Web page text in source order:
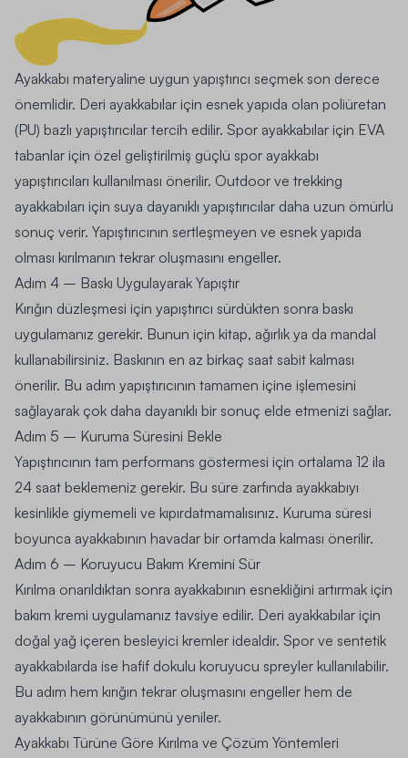
Ayakkabı materyaline uygun yapıştırıcı seçmek son derece
önemlidir. Deri ayakkabılar için esnek yapıda olan poliüretan
(PU) bazlı yapıştırıcılar tercih edilir. Spor ayakkabılar için EVA
tabanlar için özel geliştirilmiş güçlü spor ayakkabı
yapıştırıcıları kullanılması önerilir. Outdoor ve trekking
ayakkabıları için suya dayanıklı yapıştırıcılar daha uzun ömürlü
sonuç verir. Yapıştırıcının sertleşmeyen ve esnek yapıda
olması kırılmanın tekrar oluşmasını engeller.
Adım 4 – Baskı Uygulayarak Yapıştır
Kırığın düzleşmesi için yapıştırıcı sürdükten sonra baskı
uygulamanız gerekir. Bunun için kitap, ağırlık ya da mandal
kullanabilirsiniz. Baskının en az birkaç saat sabit kalması
önerilir. Bu adım yapıştırıcının tamamen içine işlemesini
sağlayarak çok daha dayanıklı bir sonuç elde etmenizi sağlar.
Adım 5 – Kuruma Süresini Bekle
Yapıştırıcının tam performans göstermesi için ortalama 12 ila
24 saat beklemeniz gerekir. Bu süre zarfında ayakkabıyı
kesinlikle giymemeli ve kıpırdatmamalısınız. Kuruma süresi
boyunca ayakkabının havadar bir ortamda kalması önerilir.
Adım 6 – Koruyucu Bakım Kremini Sür
Kırılma onarıldıktan sonra ayakkabının esnekliğini artırmak için
bakım kremi uygulamanız tavsiye edilir. Deri ayakkabılar için
doğal yağ içeren besleyici kremler idealdir. Spor ve sentetik
ayakkabılarda ise hafif dokulu koruyucu spreyler kullanılabilir.
Bu adım hem kırığın tekrar oluşmasını engeller hem de
ayakkabının görünümünü yeniler.
Ayakkabı Türüne Göre Kırılma ve Çözüm Yöntemleri